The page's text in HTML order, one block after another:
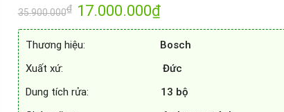
35.900.000₫ Giá
gốc
là:
17.000.000₫Giá
hiện
tại
17.000.000₫.
Thương hiệu: Bosch
Xuất xứ: Đức
Dung tích rửa: 13 bộ